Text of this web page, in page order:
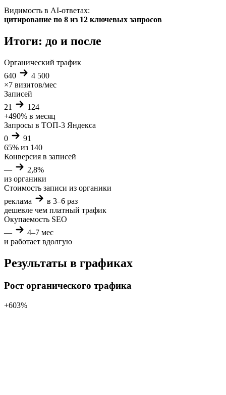
Видимость в AI-ответах:
цитирование по 8 из 12 ключевых запросов
Итоги: до и после
Органический трафик
640
4 500
×7 визитов/мес
Записей
21
124
+490% в месяц
Запросы в ТОП-3 Яндекса
0
91
65% из 140
Конверсия в записей
—
2,8%
из органики
Стоимость записи из органики
реклама
в 3–6 раз
дешевле чем платный трафик
Окупаемость SEO
—
4–7 мес
и работает вдолгую
Результаты в графиках
Рост органического трафика
+603%